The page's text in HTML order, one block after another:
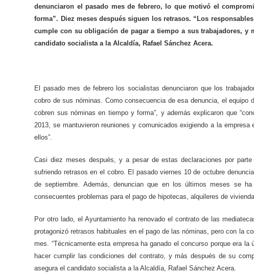
denunciaron el pasado mes de febrero, lo que motivó el
forma”. Diez meses después siguen los retrasos. “Los
cumple con su obligación de pagar a tiempo a sus trabajadores, y
candidato socialista a la Alcaldía, Rafael Sánchez Acera.
El pasado mes de febrero los socialistas denunciaron que los
cobro de sus nóminas. Como consecuencia de esa denuncia, el equipo
cobren sus nóminas en tiempo y forma”, y además explicaron que
2013, se mantuvieron reuniones y comunicados exigiendo a la
ellos”.
Casi diez meses después, y a pesar de estas declaraciones por
sufriendo retrasos en el cobro. El pasado viernes 10 de octubre
de septiembre. Además, denuncian que en los últimos meses se
consecuentes problemas para el pago de hipotecas, alquileres de
Por otro lado, el Ayuntamiento ha renovado el contrato de las
protagonizó retrasos habituales en el pago de las nóminas, pero con la
mes. “Técnicamente esta empresa ha ganado el concurso porque era
hacer cumplir las condiciones del contrato, y más después de su
asegura el candidato socialista a la Alcaldía, Rafael Sánchez Acera.